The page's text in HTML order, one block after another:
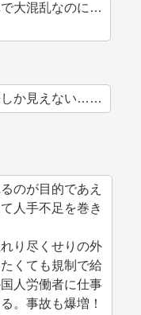
大混乱なのに…
しか見えない……
のが目的であえ
人手不足を巻き
り尽くせりの外
くても規制で給
人労働者に仕事
。事故も爆増！